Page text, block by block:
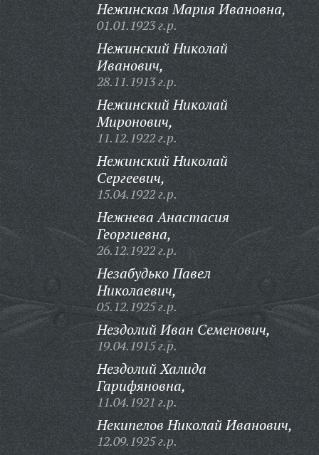
Нежинская Мария Ивановна,
01.01.1923 г.р.
Нежинский Николай
Иванович,
28.11.1913 г.р.
Нежинский Николай
Миронович,
11.12.1922 г.р.
Нежинский Николай
Сергеевич,
15.04.1922 г.р.
Нежнева Анастасия
Георгиевна,
26.12.1922 г.р.
Незабудько Павел
Николаевич,
05.12.1925 г.р.
Нездолий Иван Семенович,
19.04.1915 г.р.
Нездолий Халида
Гарифяновна,
11.04.1921 г.р.
Некипелов Николай Иванович,
12.09.1925 г.р.